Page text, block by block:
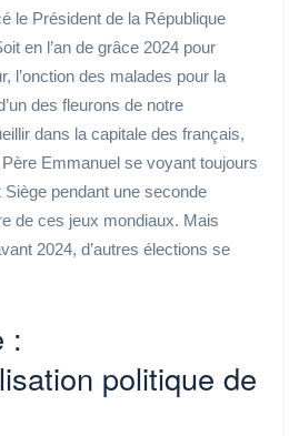
le Président de la République
en l’an de grâce 2024 pour
l’onction des malades pour la
des fleurons de notre
dans la capitale des français,
Emmanuel se voyant toujours
pendant une seconde
de ces jeux mondiaux. Mais
2024, d’autres élections se
:
politique de